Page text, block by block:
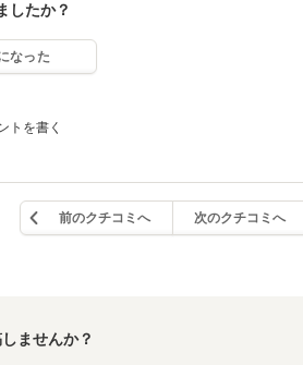
したか？
なった
トを書く
前のクチコミへ 次のクチコミへ
ませんか？